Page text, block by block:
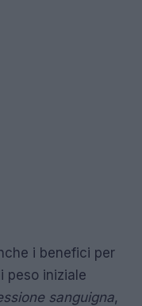
i benefici per
peso iniziale
sanguigna,